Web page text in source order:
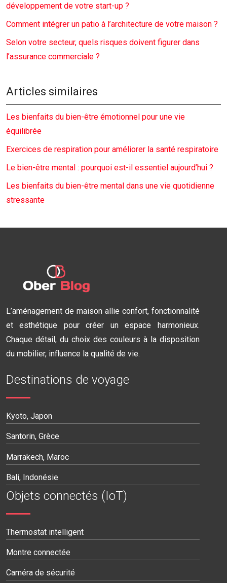
développement de votre start-up ?
Comment intégrer un patio à l’architecture de votre maison ?
Selon votre secteur, quels risques doivent figurer dans
l’assurance commerciale ?
Articles similaires
Les bienfaits du bien-être émotionnel pour une vie
équilibrée
Exercices de respiration pour améliorer la santé respiratoire
Le bien-être mental : pourquoi est-il essentiel aujourd’hui ?
Les bienfaits du bien-être mental dans une vie quotidienne
stressante
L’aménagement de maison allie confort, fonctionnalité
et esthétique pour créer un espace harmonieux.
Chaque détail, du choix des couleurs à la disposition
du mobilier, influence la qualité de vie.
Destinations de voyage
Kyoto, Japon
Santorin, Grèce
Marrakech, Maroc
Bali, Indonésie
Objets connectés (IoT)
Thermostat intelligent
Montre connectée
Caméra de sécurité